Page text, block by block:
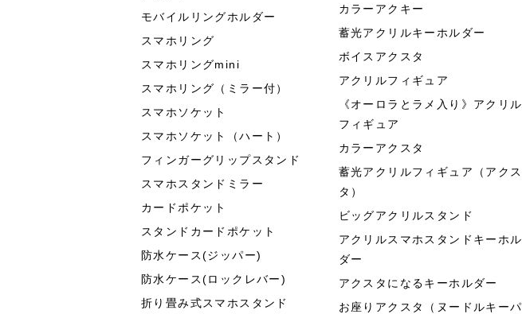
モバイルリングホルダー
スマホリング
スマホリングmini
スマホリング（ミラー付）
スマホソケット
スマホソケット（ハート）
フィンガーグリップスタンド
スマホスタンドミラー
カードポケット
スタンドカードポケット
防水ケース(ジッパー)
防水ケース(ロックレバー)
折り畳み式スマホスタンド
カラーアクキー
蓄光アクリルキーホルダー
ボイスアクスタ
アクリルフィギュア
《オーロラとラメ入り》アクリル
フィギュア
カラーアクスタ
蓄光アクリルフィギュア（アクス
タ）
ビッグアクリルスタンド
アクリルスマホスタンドキーホル
ダー
アクスタになるキーホルダー
お座りアクスタ（ヌードルキーパ